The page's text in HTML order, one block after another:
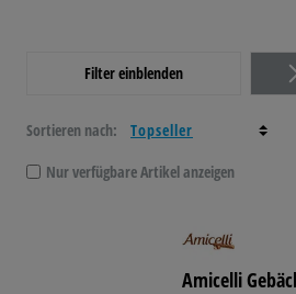
Filter einblenden
Sortieren nach:
Nur verfügbare Artikel anzeigen
Amicelli